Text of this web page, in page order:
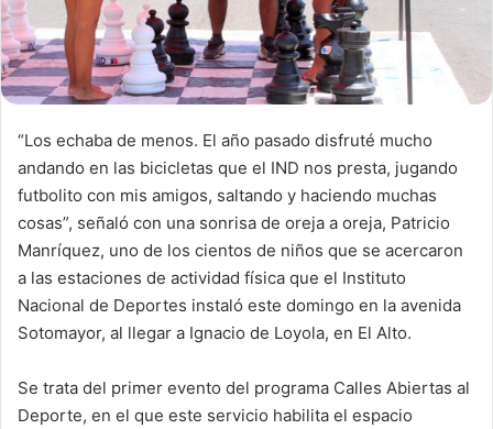
l
“Los echaba de menos. El año pasado disfruté mucho
andando en las bicicletas que el IND nos presta, jugando
futbolito con mis amigos, saltando y haciendo muchas
cosas”, señaló con una sonrisa de oreja a oreja, Patricio
Manríquez, uno de los cientos de niños que se acercaron
a las estaciones de actividad física que el Instituto
Nacional de Deportes instaló este domingo en la avenida
Sotomayor, al llegar a Ignacio de Loyola, en El Alto.
Se trata del primer evento del programa Calles Abiertas al
Deporte, en el que este servicio habilita el espacio